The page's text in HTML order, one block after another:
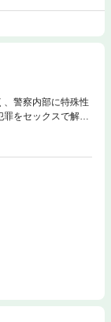
、警察内部に特殊性
をセックスで解決
事と共にさまざま